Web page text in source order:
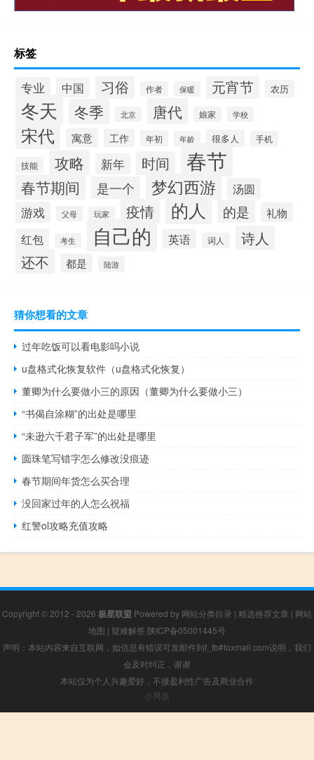
标签
专业 中国 习俗 作者 保暖 元宵节 农历
冬天 冬季 北京 唐代 娘家 学校
宋代 寓意 工作 年初 年龄 很多人 手机
技能 攻略 新年 时间 春节
春节期间 是一个 梦幻西游
汤圆
游戏
父母 玩家 疫情 的人 的是 礼物
红包 考生 自己的 英语 词人
诗人
还不
都是 陆游
猜你想看的文章
过年吃饭可以看电影吗小说
u盘格式化恢复软件（u盘格式化恢复）
董卿为什么要做小三的原因（董卿为什么要做小三）
“书偈自涂糊”的出处是哪里
“未逊六千君子军”的出处是哪里
圆珠笔写错字怎么修改没痕迹
春节期间年货怎么买合理
没回家过年的人怎么祝福
红警ol攻略充值攻略
Copyright © 2012 - 2026 极星联盟 Powered by 网站分类目录 | 精选推荐文章 | 网站
地图 | 疑难解答 陕ICP备05001445号
声明：本站内容来自互联网，如信息有错误可发邮件到f_fb#foxmail.com说明，我们
会及时纠正，谢谢
本站仅为个人兴趣爱好，不接盈利性广告及商业合作
小男孩